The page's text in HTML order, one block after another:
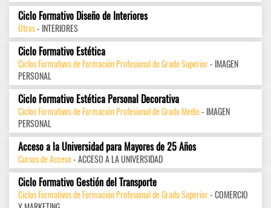
Ciclo Formativo Diseño de Interiores
Otros- INTERIORES
Ciclo Formativo Estética
Ciclos Formativos de Formación Profesional de Grado Superior- IMAGEN
PERSONAL
Ciclo Formativo Estética Personal Decorativa
Ciclos Formativos de Formación Profesional de Grado Medio- IMAGEN
PERSONAL
Acceso a la Universidad para Mayores de 25 Años
Cursos de Acceso- ACCESO A LA UNIVERSIDAD
Ciclo Formativo Gestión del Transporte
Ciclos Formativos de Formación Profesional de Grado Superior- COMERCIO